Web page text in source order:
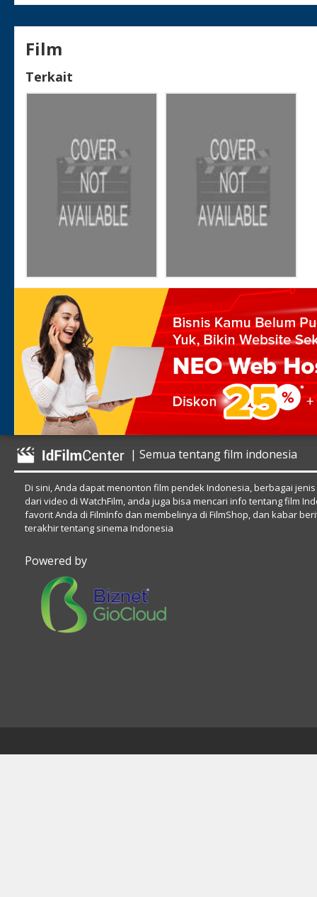
Film
Terkait
| Semua tentang film indonesia
Di sini, Anda dapat menonton film pendek Indonesia, berbagai
dari video di WatchFilm, anda juga bisa mencari info tentang film
favorit Anda di FilmInfo dan membelinya di FilmShop, dan kabar
terakhir tentang sinema Indonesia
Powered by